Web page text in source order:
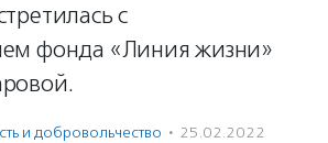
с
фонда «Линия жизни»
и доброволь­чест­во · 25.02.2022